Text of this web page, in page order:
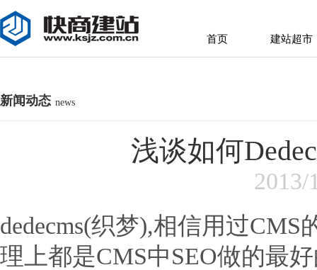
建站超市
建站超市
首页
首页
新闻动态 news
浅谈如何
2013/
dedecms(织梦),相信用过
理上都是CMS中SEO做的最